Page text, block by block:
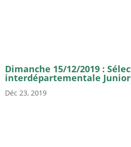
Dimanche 15/12/2019 :
interdépartementale
Déc 23, 2019